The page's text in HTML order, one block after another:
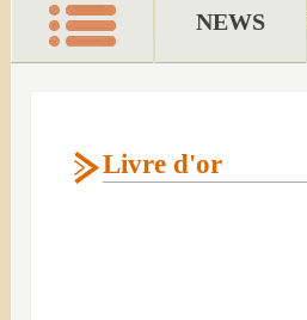
NEWS
Livre d'or